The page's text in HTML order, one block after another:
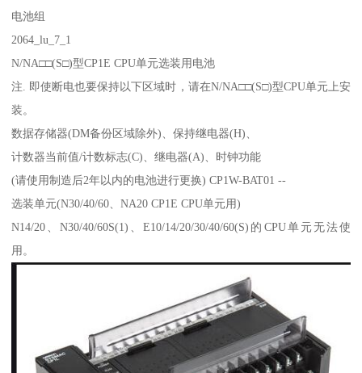
电池组
2064_lu_7_1
N/NA□□(S□)型CP1E CPU单元选装用电池
注. 即使断电也要保持以下区域时，请在N/NA□□(S□)型CPU单元上安
装。
数据存储器(DM备份区域除外)、保持继电器(H)、
计数器当前值/计数标志(C)、继电器(A)、时钟功能
(请使用制造后2年以内的电池进行更换) CP1W-BAT01 --
选装单元(N30/40/60、NA20 CP1E CPU单元用)
N14/20、N30/40/60S(1)、E10/14/20/30/40/60(S)的CPU单元无法使
用。